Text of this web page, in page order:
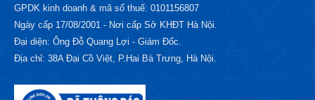
GPDK kinh doanh & mã số thuế: 0101156807
Ngày cấp 17/08/2001 - Nơi cấp Sở KHĐT Hà Nội.
Đại diện: Ông Đỗ Quang Lợi - Giám Đốc.
Địa chỉ: 38A Đại Cồ Việt, P.Hai Bà Trưng, Hà Nội.